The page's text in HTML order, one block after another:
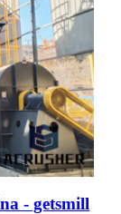
- getsmill